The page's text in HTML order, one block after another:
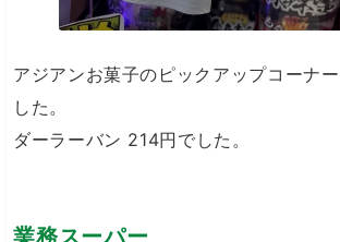
アジアンお菓子のピックアップコーナ
した。
ダーラーバン 214円でした。